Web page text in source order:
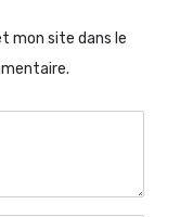
mon site dans le